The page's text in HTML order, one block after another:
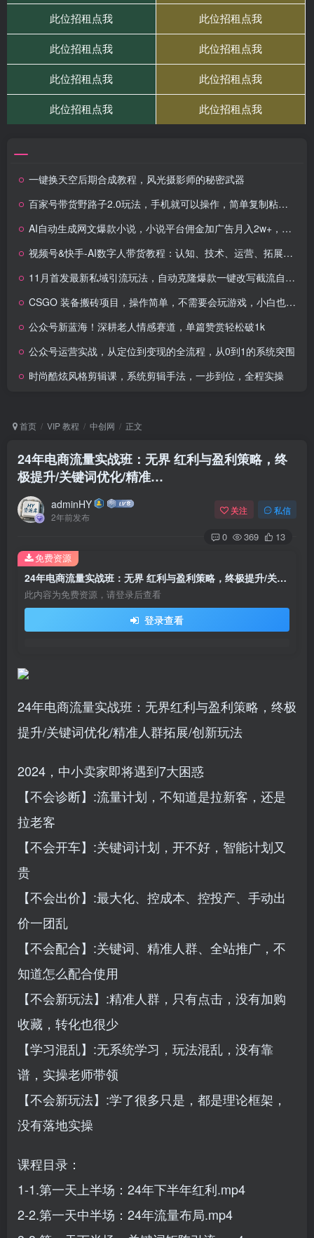
一键换天空后期合成教程，风光摄影师的秘密武器
百家号带货野路子2.0玩法，手机就可以操作，简单复制粘贴，无脑搬运日…
AI自动生成网文爆款小说，小说平台佣金加广告月入2w+，篇篇爆款，小白…
视频号&快手-AI数字人带货教程：认知、技术、运营、拓展与资源变现
11月首发最新私域引流玩法，自动克隆爆款一键改写截流自热一体化 日引300+精准粉
CSGO 装备搬砖项目，操作简单，不需要会玩游戏，小白也能快速上手，一…
公众号新蓝海！深耕老人情感赛道，单篇赞赏轻松破1k
公众号运营实战，从定位到变现的全流程，从0到1的系统突围
时尚酷炫风格剪辑课，系统剪辑手法，一步到位，全程实操
首页 VIP 教程 中创网 正文
24年电商流量实战班：无界 红利与盈利策略，终
极提升/关键词优化/精准…
adminHY
2年前发布
关注 私信
0 369 13
24年电商流量实战班：无界 红利与盈利策略，终极提升/关键词优化/精准…
此内容为免费资源，请登录后查看
登录查看
免费资源
24年电商流量实战班：无界红利与盈利策略，终极
提升/关键词优化/精准人群拓展/创新玩法
2024，中小卖家即将遇到7大困惑
【不会诊断】:流量计划，不知道是拉新客，还是
拉老客
【不会开车】:关键词计划，开不好，智能计划又
贵
【不会出价】:最大化、控成本、控投产、手动出
价一团乱
【不会配合】:关键词、精准人群、全站推广，不
知道怎么配合使用
【不会新玩法】:精准人群，只有点击，没有加购
收藏，转化也很少
【学习混乱】:无系统学习，玩法混乱，没有靠
谱，实操老师带领
【不会新玩法】:学了很多只是，都是理论框架，
没有落地实操
课程目录：
1-1.第一天上半场：24年下半年红利.mp4
2-2.第一天中半场：24年流量布局.mp4